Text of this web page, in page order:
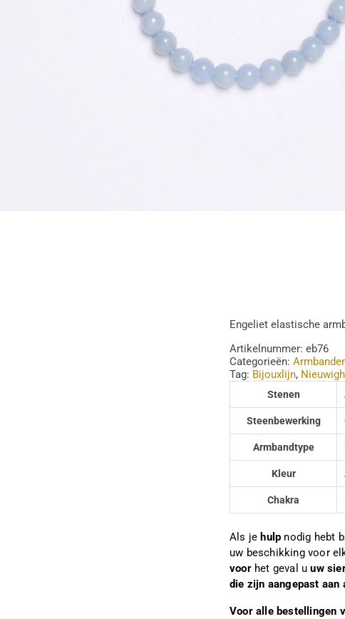
Engeliet elastische
Artikelnummer: eb76
Categorieën:
Tag: Bijouxlijn,
Stenen
Steenbewerking
Armbandtype
Kleur
Chakra
Als je hulp nodig hebt
uw beschikking voor
voorhet geval uuw
die zijn aangepast aan
Voor alle bestellingen